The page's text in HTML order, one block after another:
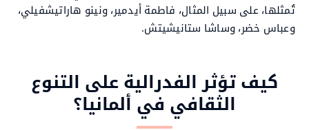
تُمثلها، على سبيل المثال، فاطمة أيدمير، ونينو هاراتيشفيلي،
وعباس خضر، وساشا ستانيشيتش.
كيف تؤثر الفدرالية على التنوع
الثقافي في ألمانيا؟